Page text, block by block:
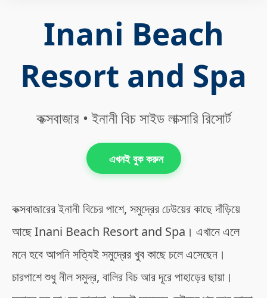
Inani Beach
Resort and Spa
কক্সবাজার • ইনানী বিচ সাইড লাক্সারি রিসোর্ট
এখনই বুক করুন
কক্সবাজারের ইনানী বিচের পাশে, সমুদ্রের ঢেউয়ের কাছে দাঁড়িয়ে
আছে Inani Beach Resort and Spa। এখানে এলে
মনে হবে আপনি সত্যিই সমুদ্রের খুব কাছে চলে এসেছেন।
চারপাশে শুধু নীল সমুদ্র, বালির বিচ আর দূরে পাহাড়ের ছায়া।